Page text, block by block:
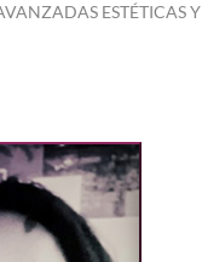
ESTÉTICAS Y